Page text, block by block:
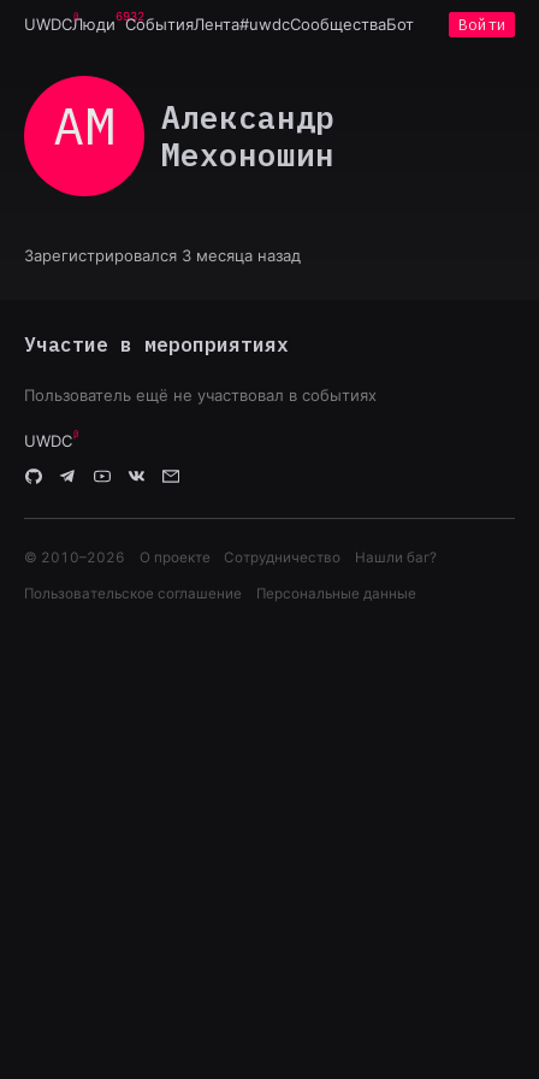
UWDCЛюди6932
СобытияЛента#uwdcСообществаБот Войти
АМ
Александр
Мехоношин
Зарегистрировался 3 месяца назад
Участие в мероприятиях
Пользователь ещё не участвовал в событиях
UWDC
© 2010–2026 О проекте Сотрудничество Нашли баг?
Пользовательское соглашение Персональные данные